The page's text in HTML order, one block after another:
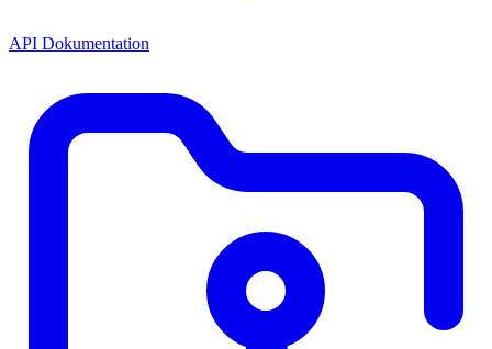
API Dokumentation